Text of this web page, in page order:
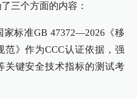
三个方面的内容：
家标准GB 47372—2026《移
范》作为CCC认证依据，强
关键安全技术指标的测试考